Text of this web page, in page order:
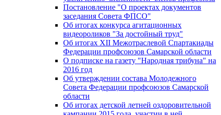
Постановление "О проектах документов
заседания Совета ФПСО"
Об итогах конкурса агитационных
видеороликов "За достойный труд"
Об итогах XII Межотраслевой Спартакиады
Федерации профсоюзов Самарской области
О подписке на газету "Народная трибуна" на
2016 год
Об утверждении состава Молодежного
Совета Федерации профсоюзов Самарской
области
Об итогах детской летней оздоровительной